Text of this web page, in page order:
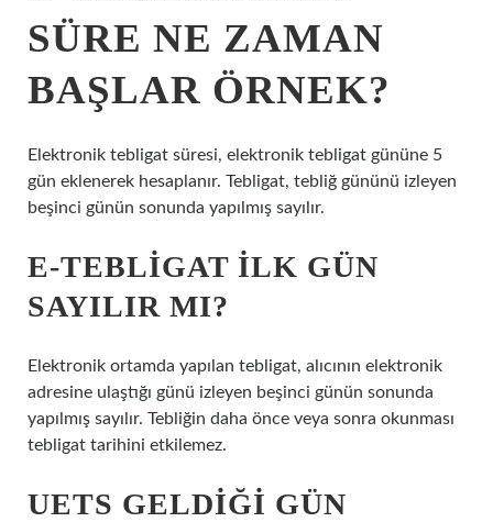
SÜRE NE ZAMAN
BAŞLAR ÖRNEK?
Elektronik tebligat süresi, elektronik tebligat gününe 5
gün eklenerek hesaplanır. Tebligat, tebliğ gününü izleyen
beşinci günün sonunda yapılmış sayılır.
E-TEBLIGAT ILK GÜN
SAYILIR MI?
Elektronik ortamda yapılan tebligat, alıcının elektronik
adresine ulaştığı günü izleyen beşinci günün sonunda
yapılmış sayılır. Tebliğin daha önce veya sonra okunması
tebligat tarihini etkilemez.
UETS GELDIĞI GÜN